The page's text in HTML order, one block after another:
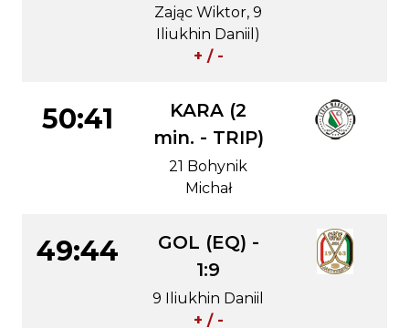
Zając Wiktor, 9
Iliukhin Daniil)
+ / -
50:41
KARA (2
min. - TRIP)
21 Bohynik
Michał
49:44
GOL (EQ) -
1:9
9 Iliukhin Daniil
+ / -